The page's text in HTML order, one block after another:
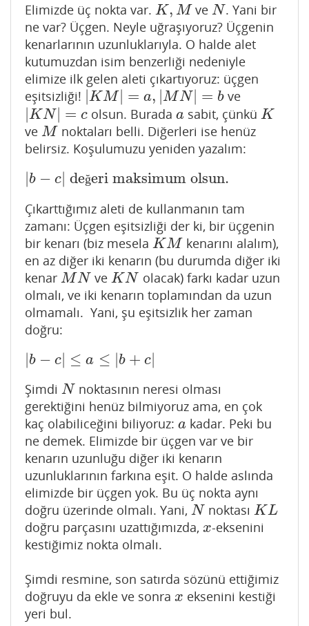
Elimizde üç nokta var. K, M
K,M veN
N . Yani bir
ne var? Üçgen. Neyle uğraşıyoruz? Üçgenin
kenarlarının uzunluklarıyla. O halde alet
kutumuzdan isim benzerliği nedeniyle
elimize ilk gelen aleti çıkartıyoruz: üçgen
eşitsizliği! |KM| = a, |MN| = b
|KM|= a,| MN |=b ve
|KN| = c
|KN|= c olsun. Buradaa
a sabit, çünkü K
K
ve M
M noktaları belli. Diğerleri ise henüz
belirsiz. Koşulumuzu yeniden yazalım:
b − c| değeri maksimum olsun.
|b−c |değeri maksimum olsun.
Çıkarttığımız aleti de kullanmanın tam
zamanı: Üçgen eşitsizliği der ki, bir üçgenin
bir kenarı (biz mesela KM
KM
kenarını alalım),
en az diğer iki kenarın (bu durumda diğer iki
kenar MN
MN ve KN
KN
olacak) farkı kadar uzun
olmalı, ve iki kenarın toplamından da uzun
olmamalı. Yani, şu eşitsizlik her zaman
doğru:
|b − c| ≤ a ≤ |b + c|
| b− c|≤a≤|b +c |
Şimdi N
N noktasının neresi olması
gerektiğini henüz bilmiyoruz ama, en çok
kaç olabiliceğini biliyoruz: a
a kadar. Peki bu
ne demek. Elimizde bir üçgen var ve bir
kenarın uzunluğu diğer iki kenarın
uzunluklarının farkına eşit. O halde aslında
elimizde bir üçgen yok. Bu üç nokta aynı
doğru üzerinde olmalı. Yani, N
N noktasıKL
KL
doğru parçasını uzattığımızda, x
x-eksenini
kestiğimiz nokta olmalı.
Şimdi resmine, son satırda sözünü ettiğimiz
doğruyu da ekle ve sonra x
x eksenini kestiği
yeri bul.